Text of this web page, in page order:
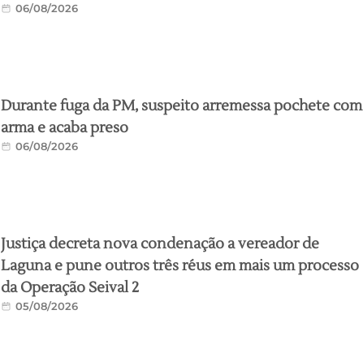
06/08/2026
Durante fuga da PM, suspeito arremessa pochete com
arma e acaba preso
06/08/2026
Justiça decreta nova condenação a vereador de
Laguna e pune outros três réus em mais um processo
da Operação Seival 2
05/08/2026